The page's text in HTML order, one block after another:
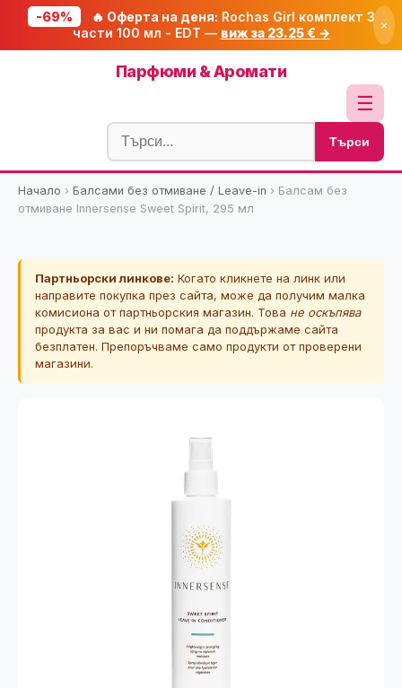
-69% 🔥 Оферта на деня: Rochas Girl комплект 3
части 100 мл - EDT — виж за 23.25 € → ×
Парфюми & Аромати
☰
Блог
🧮 Калкулатори
🔍 Намери продукт
🎟️ Купони
Търси
Начало › Балсами без отмиване / Leave-in › Балсам без
отмиване Innersense Sweet Spirit, 295 мл
Партньорски линкове: Когато кликнете на линк или
направите покупка през сайта, може да получим малка
комисиона от партньорския магазин. Това не оскъпява
продукта за вас и ни помага да поддържаме сайта
безплатен. Препоръчваме само продукти от проверени
магазини.